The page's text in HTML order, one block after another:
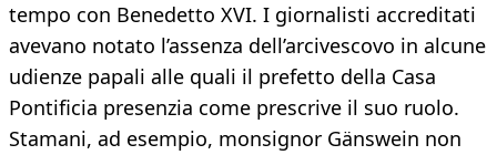
tempo con Benedetto XVI. I giornalisti accreditati
avevano notato l’assenza dell’arcivescovo in alcune
udienze papali alle quali il prefetto della Casa
Pontificia presenzia come prescrive il suo ruolo.
Stamani, ad esempio, monsignor Gänswein non